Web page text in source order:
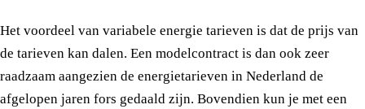
Het voordeel van variabele energie tarieven is dat de prijs van
de tarieven kan dalen. Een modelcontract is dan ook zeer
raadzaam aangezien de energietarieven in Nederland de
afgelopen jaren fors gedaald zijn. Bovendien kun je met een